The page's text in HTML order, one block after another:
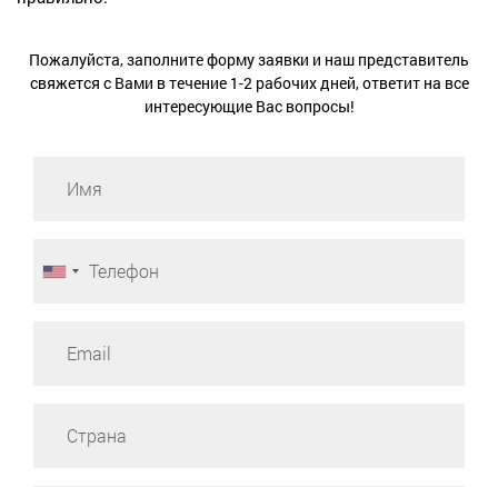
Пожалуйста, заполните форму заявки и наш представитель
свяжется с Вами в течение 1-2 рабочих дней, ответит на все
интересующие Вас вопросы!